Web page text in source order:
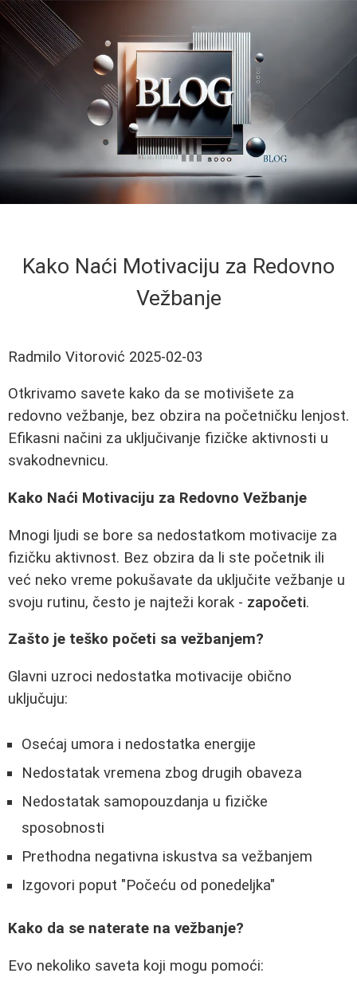
Kako Naći Motivaciju za Redovno
Vežbanje
Radmilo Vitorović 2025-02-03
Otkrivamo savete kako da se motivišete za
redovno vežbanje, bez obzira na početničku lenjost.
Efikasni načini za uključivanje fizičke aktivnosti u
svakodnevnicu.
Kako Naći Motivaciju za Redovno Vežbanje
Mnogi ljudi se bore sa nedostatkom motivacije za
fizičku aktivnost. Bez obzira da li ste početnik ili
već neko vreme pokušavate da uključite vežbanje u
svoju rutinu, često je najteži korak - započeti.
Zašto je teško početi sa vežbanjem?
Glavni uzroci nedostatka motivacije obično
uključuju:
Osećaj umora i nedostatka energije
Nedostatak vremena zbog drugih obaveza
Nedostatak samopouzdanja u fizičke
sposobnosti
Prethodna negativna iskustva sa vežbanjem
Izgovori poput "Počeću od ponedeljka"
Kako da se naterate na vežbanje?
Evo nekoliko saveta koji mogu pomoći: